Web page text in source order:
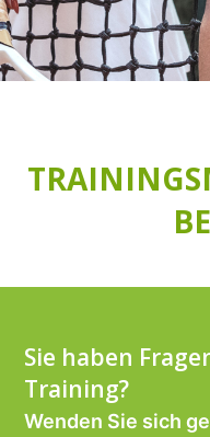
Sie haben
Training?
Wenden Sie sich